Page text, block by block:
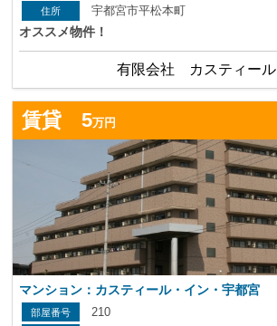
宇都宮市平松本町
オススメ物件！
有限会社 カスティール
賃貸 5万円
マンション：カスティール・イン・宇都宮
210